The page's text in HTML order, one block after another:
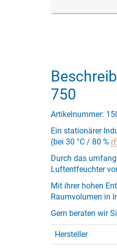
750
Artikelnummer:
Ein stationärer
(bei 30 °C / 80 %
Durch das
Luftentfeuchter
Mit ihrer hohen
Raumvolumen in
Gern beraten wir
Hersteller